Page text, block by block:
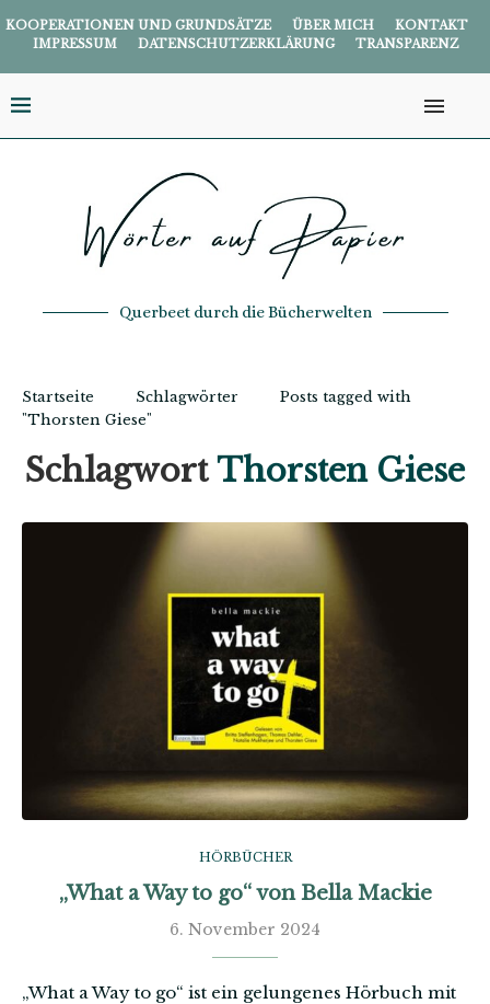
KOOPERATIONEN UND GRUNDSÄTZE ÜBER MICH
KONTAKT
IMPRESSUM
DATENSCHUTZERKLÄRUNG TRANSPARENZ
Querbeet durch die Bücherwelten
Startseite Schlagwörter
Posts tagged with
"Thorsten Giese"
SchlagwortThorsten Giese
HÖRBÜCHER
„What a Way to go“ von Bella Mackie
6. November 2024
„What a Way to go“ ist ein gelungenes Hörbuch mit